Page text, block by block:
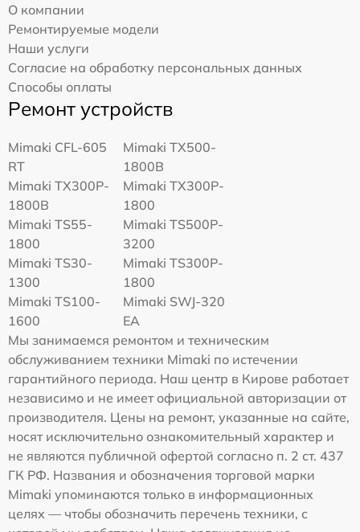
О компании
Ремонтируемые модели
Наши услуги
Согласие на обработку персональных данных
Способы оплаты
Ремонт устройств
Mimaki CFL-605
RT
Mimaki TX500-
1800B
Mimaki TX300P-
1800B
Mimaki TX300P-
1800
Mimaki TS55-
1800
Mimaki TS500P-
3200
Mimaki TS30-
1300
Mimaki TS300P-
1800
Mimaki TS100-
1600
Mimaki SWJ-320
EA
Мы занимаемся ремонтом и техническим
обслуживанием техники Mimaki по истечении
гарантийного периода. Наш центр в Кирове работает
независимо и не имеет официальной авторизации от
производителя. Цены на ремонт, указанные на сайте,
носят исключительно ознакомительный характер и
не являются публичной офертой согласно п. 2 ст. 437
ГК РФ. Названия и обозначения торговой марки
Mimaki упоминаются только в информационных
целях — чтобы обозначить перечень техники, с